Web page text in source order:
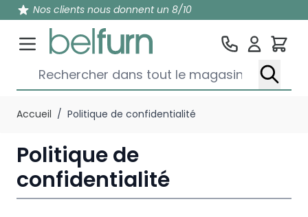
Nos clients nous donnent un 8/10
Rechercher dans tout le magasin...
Accueil / Politique de confidentialité
Politique de
confidentialité